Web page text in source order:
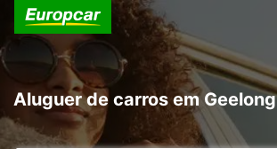
Aluguer de carros em Geelong